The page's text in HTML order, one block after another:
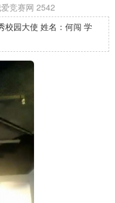
竞赛网 2542
校园大使 姓名：何闯 学